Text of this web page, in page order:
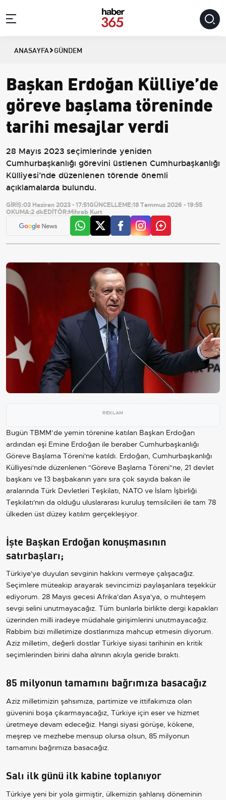
ANASAYFA GÜNDEM
Başkan Erdoğan Külliye’de
göreve başlama töreninde
tarihi mesajlar verdi
28 Mayıs 2023 seçimlerinde yeniden
Cumhurbaşkanlığı görevini üstlenen Cumhurbaşkanlığı
Külliyesi’nde düzenlenen törende önemli
açıklamalarda bulundu.
GİRİŞ:03 Haziran 2023 - 17:51GÜNCELLEME:18 Temmuz 2026 - 19:55
OKUMA:2 dkEDİTÖR:Mihrab Kurt
REKLAM
Bugün TBMM’de yemin törenine katılan Başkan Erdoğan
ardından eşi Emine Erdoğan ile beraber Cumhurbaşkanlığı
Göreve Başlama Töreni'ne katıldı. Erdoğan, Cumhurbaşkanlığı
Külliyesi'nde düzenlenen "Göreve Başlama Töreni"ne, 21 devlet
başkanı ve 13 başbakanın yanı sıra çok sayıda bakan ile
aralarında Türk Devletleri Teşkilatı, NATO ve İslam İşbirliği
Teşkilatı'nın da olduğu uluslararası kuruluş temsilcileri ile tam 78
ülkeden üst düzey katılım gerçekleşiyor.
İşte Başkan Erdoğan konuşmasının
satırbaşları;
Türkiye'ye duyulan sevginin hakkını vermeye çalışacağız.
Seçimlere müteakip arayarak sevincimizi paylaşanlara teşekkür
ediyorum. 28 Mayıs gecesi Afrika'dan Asya'ya, o muhteşem
sevgi selini unutmayacağız. Tüm bunlarla birlikte dergi kapakları
üzerinden milli iradeye müdahale girişimlerini unutmayacağız.
Rabbim bizi milletimize dostlarımıza mahcup etmesin diyorum.
Aziz milletim, değerli dostlar Türkiye siyasi tarihinin en kritik
seçimlerinden birini daha alnının akıyla geride bıraktı.
85 milyonun tamamını bağrımıza basacağız
Aziz milletimizin şahsımıza, partimize ve ittifakımıza olan
güvenini boşa çıkarmayacağız, Türkiye için eser ve hizmet
üretmeye devam edeceğiz. Hangi siyasi görüşe, kökene,
meşrep ve mezhebe mensup olursa olsun, 85 milyonun
tamamını bağrımıza basacağız.
Salı ilk günü ilk kabine toplanıyor
Türkiye yeni bir yola girmiştir, ülkemizin şahlanış döneminin